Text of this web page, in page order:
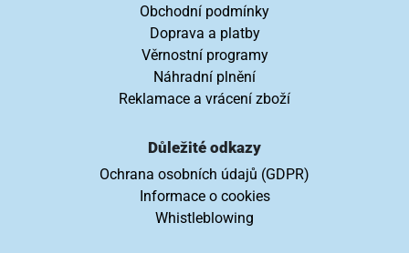
Obchodní podmínky
Doprava a platby
Věrnostní programy
Náhradní plnění
Reklamace a vrácení zboží
Důležité odkazy
Ochrana osobních údajů (GDPR)
Informace o cookies
Whistleblowing